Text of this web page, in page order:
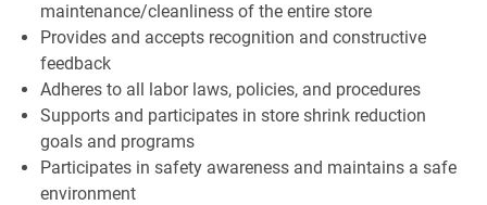
maintenance/cleanliness of the entire store
Provides and accepts recognition and constructive
feedback
Adheres to all labor laws, policies, and procedures
Supports and participates in store shrink reduction
goals and programs
Participates in safety awareness and maintains a safe
environment